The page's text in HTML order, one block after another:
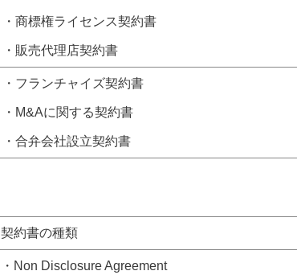
・商標権ライセンス契約書
・販売代理店契約書
・フランチャイズ契約書
・M&Aに関する契約書
・合弁会社設立契約書
契約書の種類
・Non Disclosure Agreement